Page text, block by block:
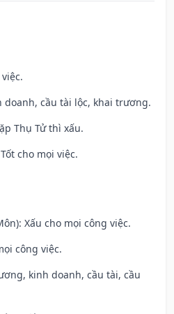
doanh, cầu tài lộc, khai trương.
Thụ Tử thì xấu.
cho mọi việc.
Xấu cho mọi công việc.
công việc.
kinh doanh, cầu tài, cầu